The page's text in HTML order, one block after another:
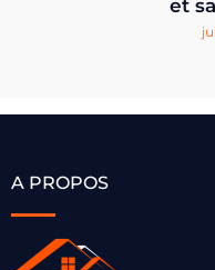
et
A PROPOS